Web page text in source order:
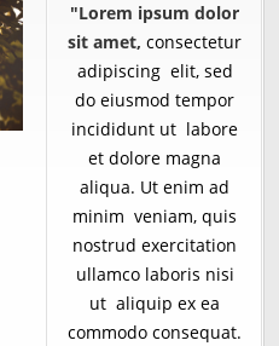
"Lorem ipsum dolor
sit amet, consectetur
adipiscing elit, sed
do eiusmod tempor
incididunt ut labore
et dolore magna
aliqua. Ut enim ad
minim veniam, quis
nostrud exercitation
ullamco laboris nisi
ut aliquip ex ea
commodo consequat.